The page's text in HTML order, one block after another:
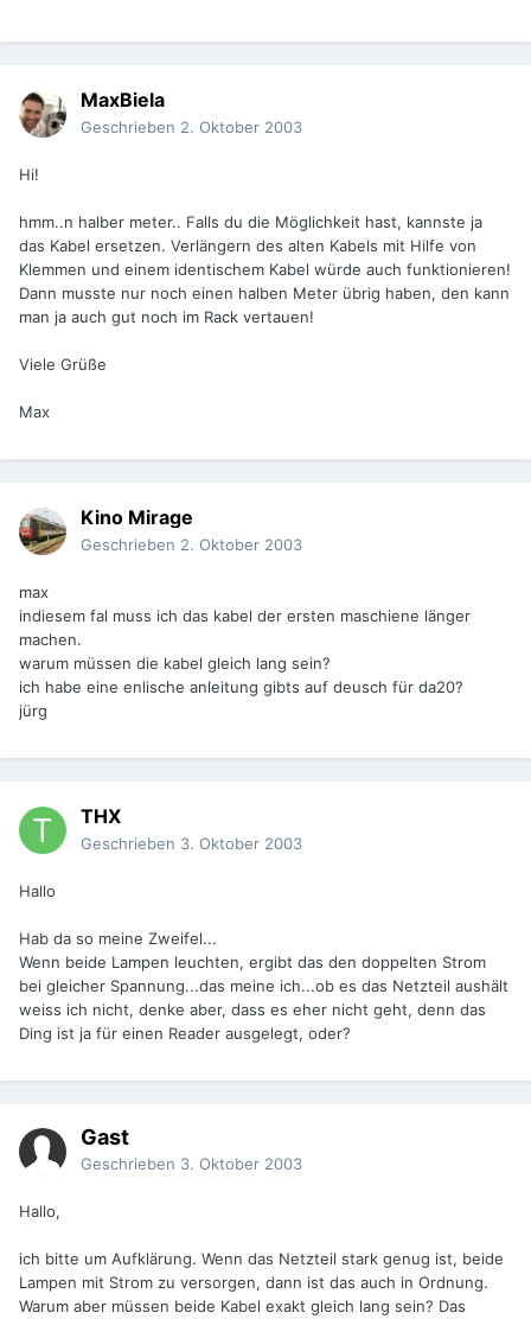
MaxBiela
Geschrieben 2. Oktober 2003
Hi!
hmm..n halber meter.. Falls du die Möglichkeit hast, kannste ja
das Kabel ersetzen. Verlängern des alten Kabels mit Hilfe von
Klemmen und einem identischem Kabel würde auch funktionieren!
Dann musste nur noch einen halben Meter übrig haben, den kann
man ja auch gut noch im Rack vertauen!
Viele Grüße
Max
Kino Mirage
Geschrieben 2. Oktober 2003
max
indiesem fal muss ich das kabel der ersten maschiene länger
machen.
warum müssen die kabel gleich lang sein?
ich habe eine enlische anleitung gibts auf deusch für da20?
jürg
THX
Geschrieben 3. Oktober 2003
Hallo
Hab da so meine Zweifel...
Wenn beide Lampen leuchten, ergibt das den doppelten Strom
bei gleicher Spannung...das meine ich...ob es das Netzteil aushält
weiss ich nicht, denke aber, dass es eher nicht geht, denn das
Ding ist ja für einen Reader ausgelegt, oder?
Gast
Geschrieben 3. Oktober 2003
Hallo,
ich bitte um Aufklärung. Wenn das Netzteil stark genug ist, beide
Lampen mit Strom zu versorgen, dann ist das auch in Ordnung.
Warum aber müssen beide Kabel exakt gleich lang sein? Das